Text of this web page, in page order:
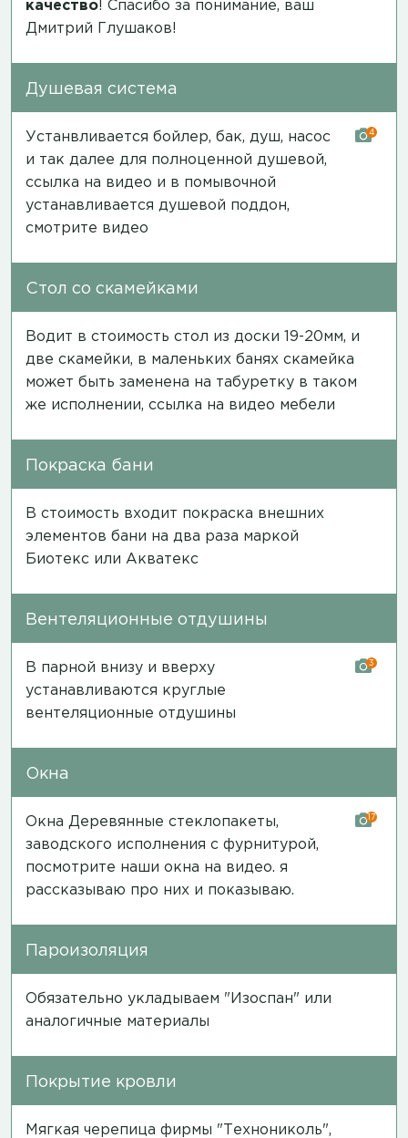
качество! Спасибо за понимание, ваш
Дмитрий Глушаков!
Душевая система
Устанвливается бойлер, бак, душ, насос
и так далее для полноценной душевой,
ссылка на видео и в помывочной
устанавливается душевой поддон,
смотрите видео
4
Стол со скамейками
Водит в стоимость стол из доски 19-20мм, и
две скамейки, в маленьких банях скамейка
может быть заменена на табуретку в таком
же исполнении, ссылка на видео мебели
Покраска бани
В стоимость входит покраска внешних
элементов бани на два раза маркой
Биотекс или Акватекс
Вентеляционные отдушины
В парной внизу и вверху
устанавливаются круглые
вентеляционные отдушины
3
Окна
Окна Деревянные стеклопакеты,
заводского исполнения с фурнитурой,
посмотрите наши окна на видео. я
рассказываю про них и показываю.
17
Пароизоляция
Обязательно укладываем "Изоспан" или
аналогичные материалы
Покрытие кровли
Мягкая черепица фирмы "Технониколь",